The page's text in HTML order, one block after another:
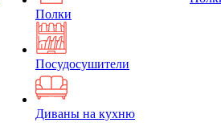
Полки
Посудосушители
Диваны на кухню